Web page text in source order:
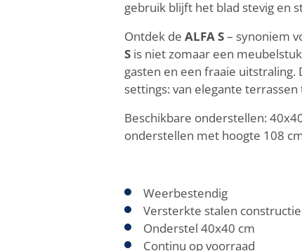
gebruik blijft het blad stevig en
Ontdek de ALFA S– synoniem
S is niet zomaar een
gasten en een fraaie
settings: van elegante
Beschikbare onderstellen:
onderstellen met hoogte 108
Weerbestendig
Versterkte stalen constructie
Onderstel 40x40 cm
Continu op voorraad